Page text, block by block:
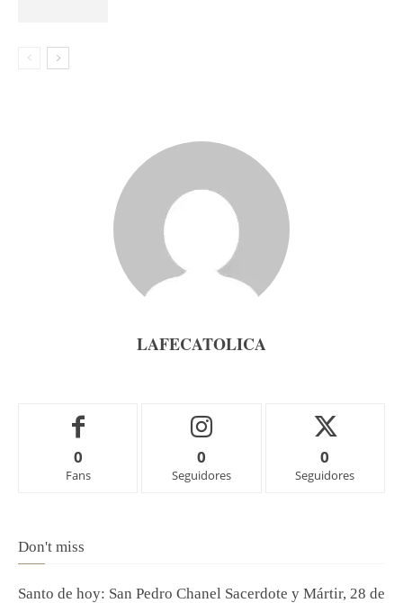
LAFECATOLICA
0
Fans
0
Seguidores
0
Seguidores
Don't miss
Santo de hoy: San Pedro Chanel Sacerdote y Mártir, 28 de